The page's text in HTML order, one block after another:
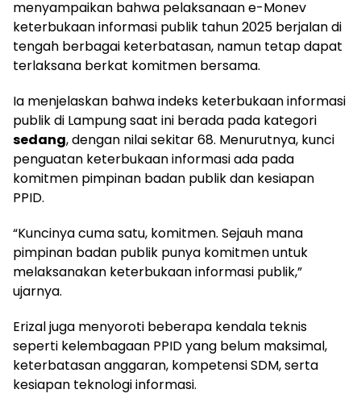
menyampaikan bahwa pelaksanaan e-Monev
keterbukaan informasi publik tahun 2025 berjalan di
tengah berbagai keterbatasan, namun tetap dapat
terlaksana berkat komitmen bersama.
Ia menjelaskan bahwa indeks keterbukaan informasi
publik di Lampung saat ini berada pada kategori
sedang, dengan nilai sekitar 68. Menurutnya, kunci
penguatan keterbukaan informasi ada pada
komitmen pimpinan badan publik dan kesiapan
PPID.
“Kuncinya cuma satu, komitmen. Sejauh mana
pimpinan badan publik punya komitmen untuk
melaksanakan keterbukaan informasi publik,”
ujarnya.
Erizal juga menyoroti beberapa kendala teknis
seperti kelembagaan PPID yang belum maksimal,
keterbatasan anggaran, kompetensi SDM, serta
kesiapan teknologi informasi.